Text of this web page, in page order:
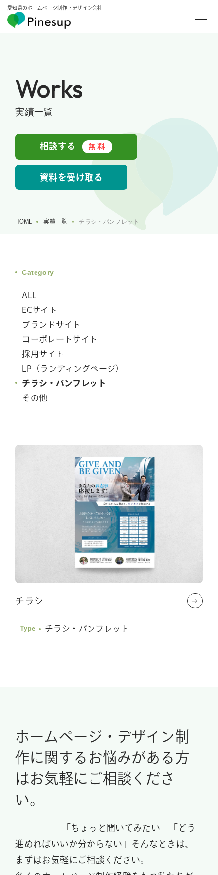
愛知県のホームページ制作・デザイン会社
Works
実績一覧
相談する 無料
資料を受け取る
HOME 実績一覧 チラシ・パンフレット
Category
ALL
ECサイト
ブランドサイト
コーポレートサイト
採用サイト
LP（ランディングページ）
チラシ・パンフレット
その他
チラシ
Type チラシ・パンフレット
ホームページ・デザイン制
作に関する お悩みがある方
はお気軽にご相談くださ
い。
「ちょっと聞いてみたい」「どう
進めればいいか分からない」そんなときは、
まずはお気軽にご相談ください。